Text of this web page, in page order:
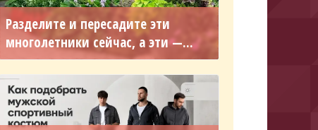
Разделите и пересадите эти
многолетники сейчас, а эти —...